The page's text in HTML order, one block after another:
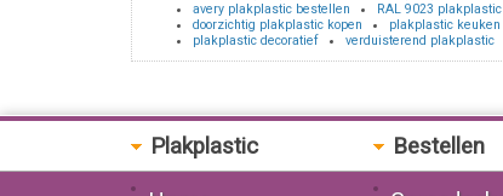
avery plakplastic bestellen
RAL 9023 plakplastic
doorzichtig plakplastic kopen
plakplastic keuken
plakplastic decoratief
verduisterend plakplastic
Plakplastic Bestellen